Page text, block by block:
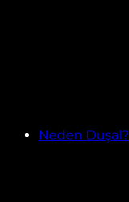
Neden Duşal?